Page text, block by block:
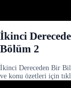
İkinci
Bölüm 2
İkinci Dereceden Bir
ve konu özetleri için